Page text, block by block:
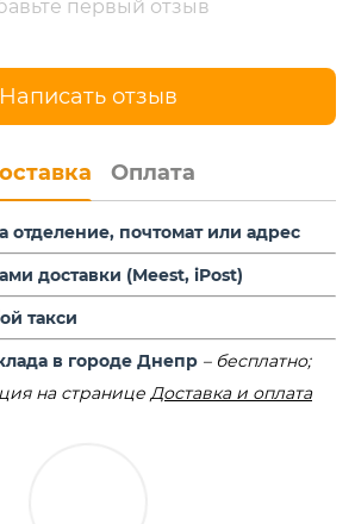
первый отзыв
Написать отзыв
Оплата
отделение, почтомат или адрес
доставки (Meest, iPost)
такси
в городе Днепр – бесплатно;
на странице Доставка и оплата